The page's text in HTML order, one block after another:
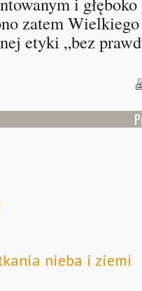
zatem
etyki „bez
nieba i ziemi